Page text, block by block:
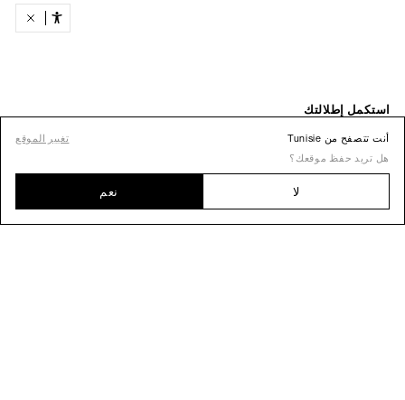
أنت تتصفح من Tunisie
تغيير الموقع
هل تريد حفظ موقعك؟
لا نعم